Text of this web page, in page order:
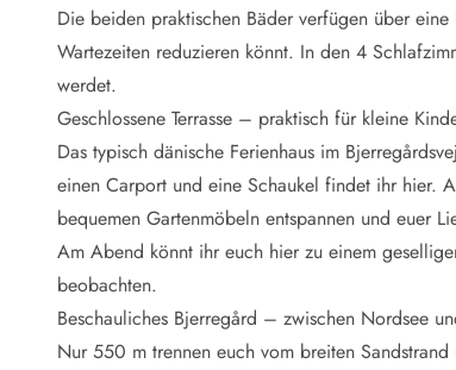
Vorteile bei uns
Esmark KidsVIP
Esmark VIP - Partnervorteile und Rabatte
Preisgarantie
Keine Kaution
Gästebewertungen
Gratis WLAN
We love people
Die beiden praktischen Bäder verfügen über
Wartezeiten reduzieren könnt. In den 4
werdet.
Geschlossene Terrasse – praktisch für kleine
Das typisch dänische Ferienhaus im
einen Carport und eine Schaukel findet ihr hier.
bequemen Gartenmöbeln entspannen und euer
Am Abend könnt ihr euch hier zu einem
beobachten.
Beschauliches Bjerregård – zwischen Nordsee
Nur 550 m trennen euch vom breiten